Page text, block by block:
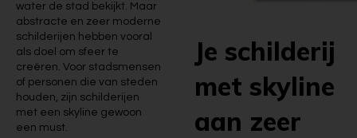
water de stad bekijkt. Maar
abstracte en zeer moderne
schilderijen hebben vooral
als doel om sfeer te
creëren. Voor stadsmensen
of personen die van steden
houden, zijn schilderijen
met een skyline gewoon
een must.
Je schilderij
met skyline
aan zeer